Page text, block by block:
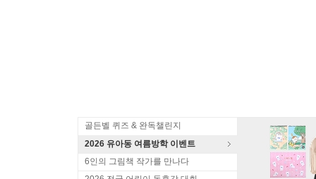
골든벨 퀴즈 & 완독챌린지
2026 유아동 여름방학 이벤트
6인의 그림책 작가를 만나다